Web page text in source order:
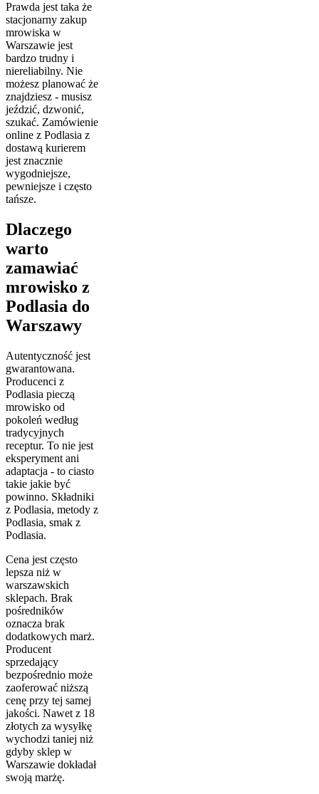
Prawda jest taka że
stacjonarny zakup
mrowiska w
Warszawie jest
bardzo trudny i
niereliabilny. Nie
możesz planować że
znajdziesz - musisz
jeździć, dzwonić,
szukać. Zamówienie
online z Podlasia z
dostawą kurierem
jest znacznie
wygodniejsze,
pewniejsze i często
tańsze.
Dlaczego
warto
zamawiać
mrowisko z
Podlasia do
Warszawy
Autentyczność jest
gwarantowana.
Producenci z
Podlasia pieczą
mrowisko od
pokoleń według
tradycyjnych
receptur. To nie jest
eksperyment ani
adaptacja - to ciasto
takie jakie być
powinno. Składniki
z Podlasia, metody z
Podlasia, smak z
Podlasia.
Cena jest często
lepsza niż w
warszawskich
sklepach. Brak
pośredników
oznacza brak
dodatkowych marż.
Producent
sprzedający
bezpośrednio może
zaoferować niższą
cenę przy tej samej
jakości. Nawet z 18
złotych za wysyłkę
wychodzi taniej niż
gdyby sklep w
Warszawie dokładał
swoją marżę.